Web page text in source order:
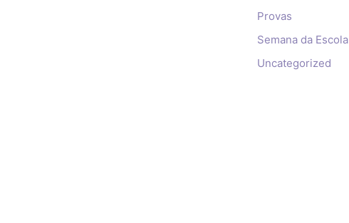
Provas
Semana da Escola
Uncategorized